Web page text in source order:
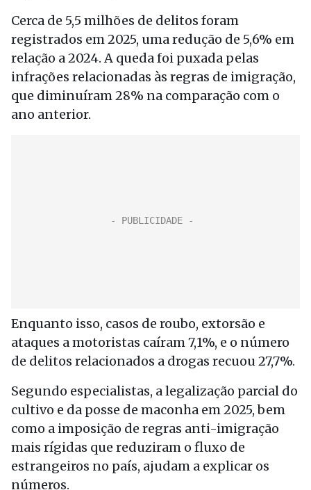
Cerca de 5,5 milhões de delitos foram
registrados em 2025, uma redução de 5,6% em
relação a 2024. A queda foi puxada pelas
infrações relacionadas às regras de imigração,
que diminuíram 28% na comparação com o
ano anterior.
Enquanto isso, casos de roubo, extorsão e
ataques a motoristas caíram 7,1%, e o número
de delitos relacionados a drogas recuou 27,7%.
Segundo especialistas, a legalização parcial do
cultivo e da posse de maconha em 2025, bem
como a imposição de regras anti-imigração
mais rígidas que reduziram o fluxo de
estrangeiros no país, ajudam a explicar os
números.